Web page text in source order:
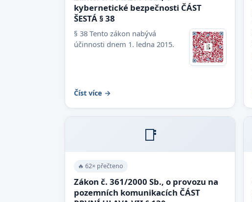
kybernetické bezpečnosti ČÁST
ŠESTÁ § 38
§ 38 Tento zákon nabývá
účinnosti dnem 1. ledna 2015.
Číst více →
📑
🔥 62× přečteno
Zákon č. 361/2000 Sb., o provozu na
pozemních komunikacích ČÁST